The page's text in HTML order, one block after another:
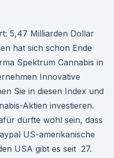
5,47 Milliarden Dollar
hat sich schon Ende
Spektrum Cannabis in
Innovative
Sie in diesen Index und
Aktien investieren.
dürfte wohl sein, dass
US-amerikanische
USA gibt es seit 27.